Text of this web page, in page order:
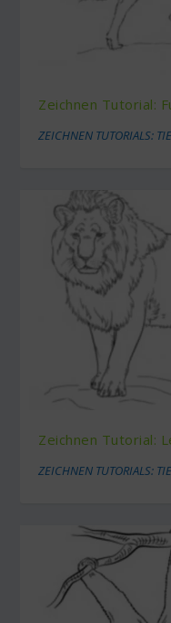
Zeichnen Tutorial:
ZEICHNEN TUTORIALS:
Zeichnen Tutorial:
ZEICHNEN TUTORIALS: